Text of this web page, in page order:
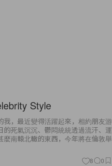
Style
，最近變得活躍起來，相約朋友游
死氣沉沉、鬱悶統統透過流汗、運
南轅北轍的東西，今年將在倫敦舉
8 0